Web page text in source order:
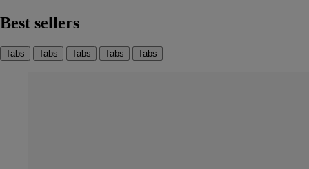
Best sellers
Tabs Tabs Tabs Tabs Tabs